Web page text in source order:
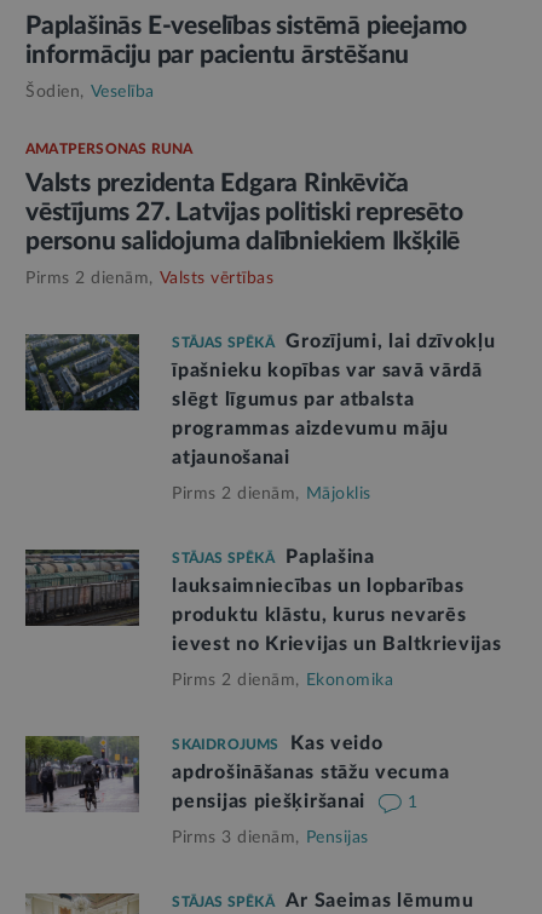
Paplašinās E-veselības sistēmā pieejamo
informāciju par pacientu ārstēšanu
Šodien, Veselība
AMATPERSONAS RUNA
Valsts prezidenta Edgara Rinkēviča
vēstījums 27. Latvijas politiski represēto
personu salidojuma dalībniekiem Ikšķilē
Pirms 2 dienām, Valsts vērtības
STĀJAS SPĒKĀ
Grozījumi, lai dzīvokļu
īpašnieku kopības var savā vārdā
slēgt līgumus par atbalsta
programmas aizdevumu māju
atjaunošanai
Pirms 2 dienām, Mājoklis
STĀJAS SPĒKĀ
Paplašina
lauksaimniecības un lopbarības
produktu klāstu, kurus nevarēs
ievest no Krievijas un Baltkrievijas
Pirms 2 dienām, Ekonomika
SKAIDROJUMS
Kas veido
apdrošināšanas stāžu vecuma
pensijas piešķiršanai
1
Pirms 3 dienām, Pensijas
STĀJAS SPĒKĀ
Ar Saeimas lēmumu